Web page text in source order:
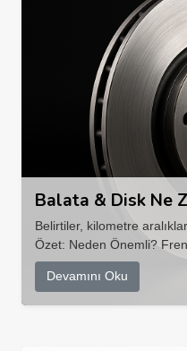
Balata & Disk Ne
Belirtiler, kilometre
Özet: Neden Önemli?
Devamını Oku